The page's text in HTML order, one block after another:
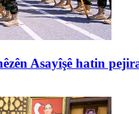
Asayîşê hatin